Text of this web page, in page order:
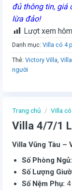
Trang chủ / Villa
Villa 4/7/1
Villa Vũng Tàu –
Số Phòng Ngủ:
Số Lượng
Số Nệm Phụ:
đủ thông tin, giá
lừa đảo!
Lượt xem
Danh mục: Villa có 4
Thẻ: Victory Villa,
người